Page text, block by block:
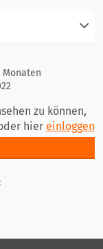
zu können,
hier einloggen